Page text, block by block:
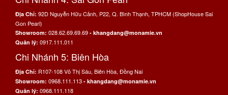
Địa Chỉ: 92D Nguyễn Hữu Cảnh, P22, Q. Bình Thạnh, TPHCM (ShopHouse Sai
Gon Pearl)
Showroom: 028.62.69.69.69 - khangdang@monamie.vn
Quản lý: 0917.111.011
Chi Nhánh 5: Biên Hòa
Địa Chỉ: R107-108 Võ Thị Sáu, Biên Hòa, Đồng Nai
Showroom: 0968.111.113 - khangdang@monamie.vn
Quản lý: 0968.111.118